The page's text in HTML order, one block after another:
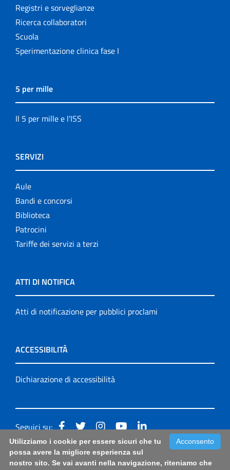
Registri e sorveglianze
Ricerca collaboratori
Scuola
Sperimentazione clinica fase I
5 per mille
Il 5 per mille e l'ISS
SERVIZI
Aule
Bandi e concorsi
Biblioteca
Patrocini
Tariffe dei servizi a terzi
ATTI DI NOTIFICA
Atti di notificazione per pubblici proclami
ACCESSIBILITÀ
Dichiarazione di accessibilità
Seguici su:
Accessibilità: form di segnalazione di prima istanza per
questa pagina|Note Legali | Sitemap
Acconsento
Utilizziamo i cookie per essere sicuri che tu
possa avere la migliore esperienza sul
nostro sito. Se vai avanti nella navigazione, riteniamo che